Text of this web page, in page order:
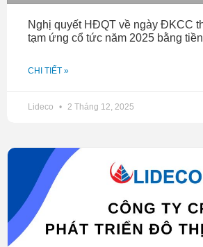
Nghị quyết HĐQT về ngày ĐKCC
tạm ứng cổ tức năm 2025 bằng tiền
CHI TIẾT »
Lideco 2 Tháng 12, 2025